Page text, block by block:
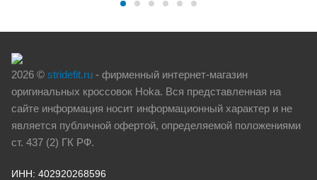
2026 © stridefit.ru - фирменный интернет-магазин
оригинальных кроссовок Hoka. Вся представленная на
сайте информация носит информационный характер и не
является публичной офертой, определяемой положениями
ст. 437 (2) ГК РФ.
ИНН: 402920268596